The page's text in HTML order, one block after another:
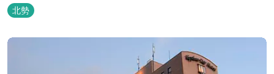
北勢